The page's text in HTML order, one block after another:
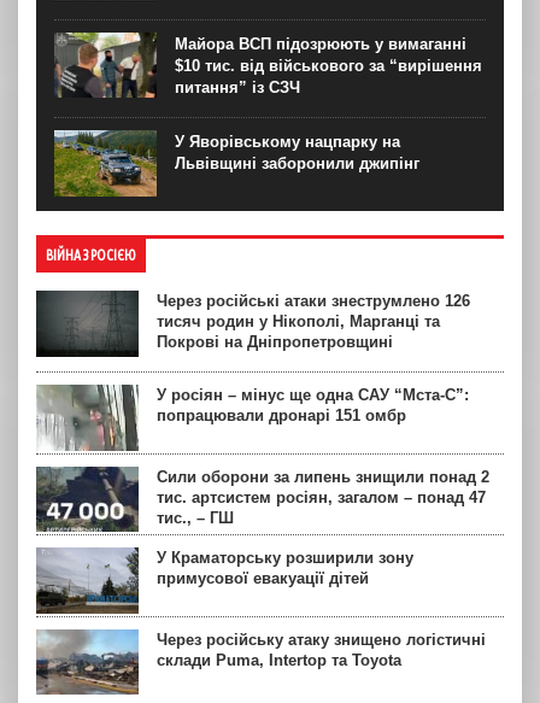
Майора ВСП підозрюють у вимаганні
$10 тис. від військового за “вирішення
питання” із СЗЧ
У Яворівському нацпарку на
Львівщині заборонили джипінг
ВІЙНА З РОСІЄЮ
Через російські атаки знеструмлено 126
тисяч родин у Нікополі, Марганці та
Покрові на Дніпропетровщині
У росіян – мінус ще одна САУ “Мста-С”:
попрацювали дронарі 151 омбр
Сили оборони за липень знищили понад 2
тис. артсистем росіян, загалом – понад 47
тис., – ГШ
У Краматорську розширили зону
примусової евакуації дітей
Через російську атаку знищено логістичні
склади Puma, Intertop та Toyota